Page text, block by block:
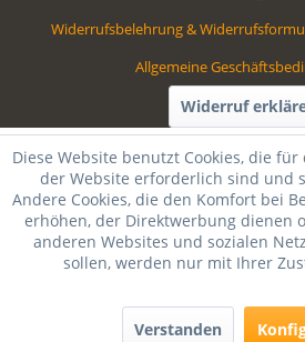
Widerrufsbelehrung &
Allgemeine
Widerruf
Diese Website benutzt Cookies, die
der Website erforderlich sind und
Andere Cookies, die den Komfort bei
erhöhen, der Direktwerbung dienen
anderen Websites und sozialen
sollen, werden nur mit Ihrer
Verstanden